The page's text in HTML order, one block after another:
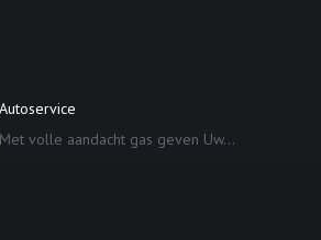
Autoservice
Met volle aandacht gas geven Uw...